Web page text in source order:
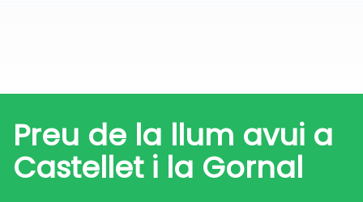
Preu de la llum avui a
Castellet i la Gornal